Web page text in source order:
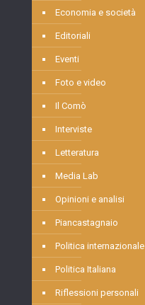
Economia e società
Editoriali
Eventi
Foto e video
Il Comò
Interviste
Letteratura
Media Lab
Opinioni e analisi
Piancastagnaio
Politica internazionale
Politica Italiana
Riflessioni personali